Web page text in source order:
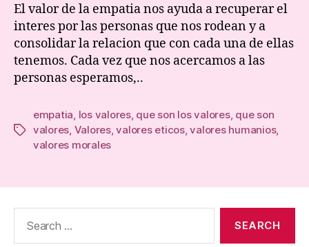
El valor de la empatia nos ayuda a recuperar el
interes por las personas que nos rodean y a
consolidar la relacion que con cada una de ellas
tenemos. Cada vez que nos acercamos a las
personas esperamos,..
Tags
empatia los valores, que son los valores, que son
valores Valores,valores eticos,valores humanios,
valores morales